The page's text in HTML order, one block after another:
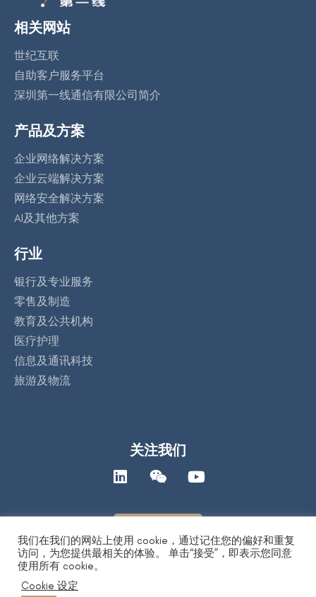
相关网站
世纪互联
自助客户服务平台
深圳第一线通信有限公司简介
产品及方案
企业网络解决方案
企业云端解决方案
网络安全解决方案
AI及其他方案
行业
银行及专业服务
零售及制造
教育及公共机构
医疗护理
信息及通讯科技
旅游及物流
关注我们
著作权保护声明|人工智能道德声明
by DYXnet 第一线有限公司. All Right Reserved. 版权所有 不得转载
我们在我们的网站上使用 cookie，通过记住您的偏好和重复
访问，为您提供最相关的体验。 单击“接受”，即表示您同意
使用所有 cookie。
Cookie 设定